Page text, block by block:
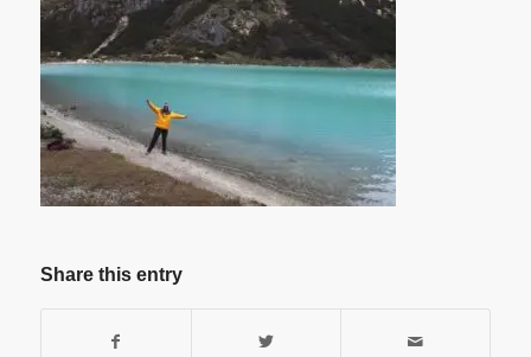
Share this entry